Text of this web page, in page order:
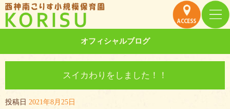
オフィシャルブログ
スイカわりをしました！！
投稿日 2021年8月25日